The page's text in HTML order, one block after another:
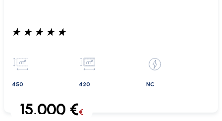
★ ★ ★ ★ ★
450 420 NC
15.000 €€